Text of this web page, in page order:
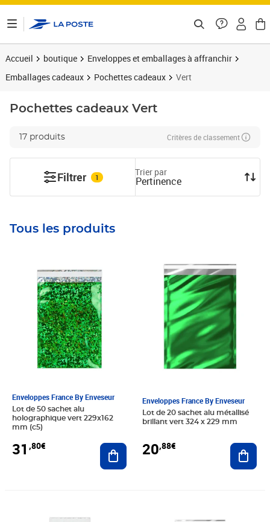
Accueil boutique
Enveloppes et emballages à affranchir
Emballages cadeaux
Pochettes cadeaux Vert
Pochettes cadeaux Vert
17 produits Critères de classement
Filtrer 1 Trier par
Pertinence
Tous les produits
Enveloppes France By Enveseur
Lot de 50 sachet alu
holographique vert 229x162
mm (c5)
31 ,80€
Prix 31,80€
Ajouter au panier
Enveloppes France By Enveseur
Lot de 20 sachet alu métallisé
brillant vert 324 x 229 mm
20,88€
Prix 20,88€